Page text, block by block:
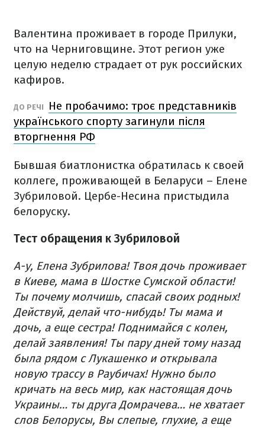
Валентина проживает в городе Прилуки,
что на Черниговщине. Этот регион уже
целую неделю страдает от рук российских
кафиров.
ДО РЕЧІ
Не пробачимо: троє представників
українського спорту загинули після
вторгнення РФ
Бывшая биатлонистка обратилась к своей
коллеге, проживающей в Беларуси – Елене
Зубриловой. Цербе-Несина пристыдила
белоруску.
Тест обращения к Зубриловой
А-у, Елена Зубрилова!Твоя дочь проживает
в Киеве, мама в Шостке Сумской области!
Ты почему молчишь, спасай своих родных!
Действуй, делай что-нибудь! Ты мама и
дочь, а еще сестра! Поднимайся с колен,
делай заявления! Ты пару дней тому назад
была рядом с Лукашенко и открывала
новую трассу в Раубичах! Нужно было
кричать на весь мир, как настоящая дочь
Украины… ты друга Домрачева… не хватает
слов Белорусы, Вы слепые, глухие, а еще